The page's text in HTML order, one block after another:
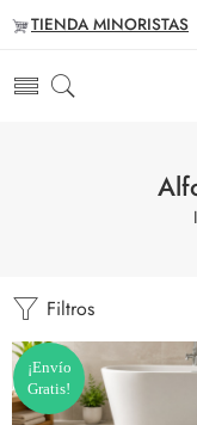
TIENDA MINORISTAS
Filtros
¡Envío
Gratis!